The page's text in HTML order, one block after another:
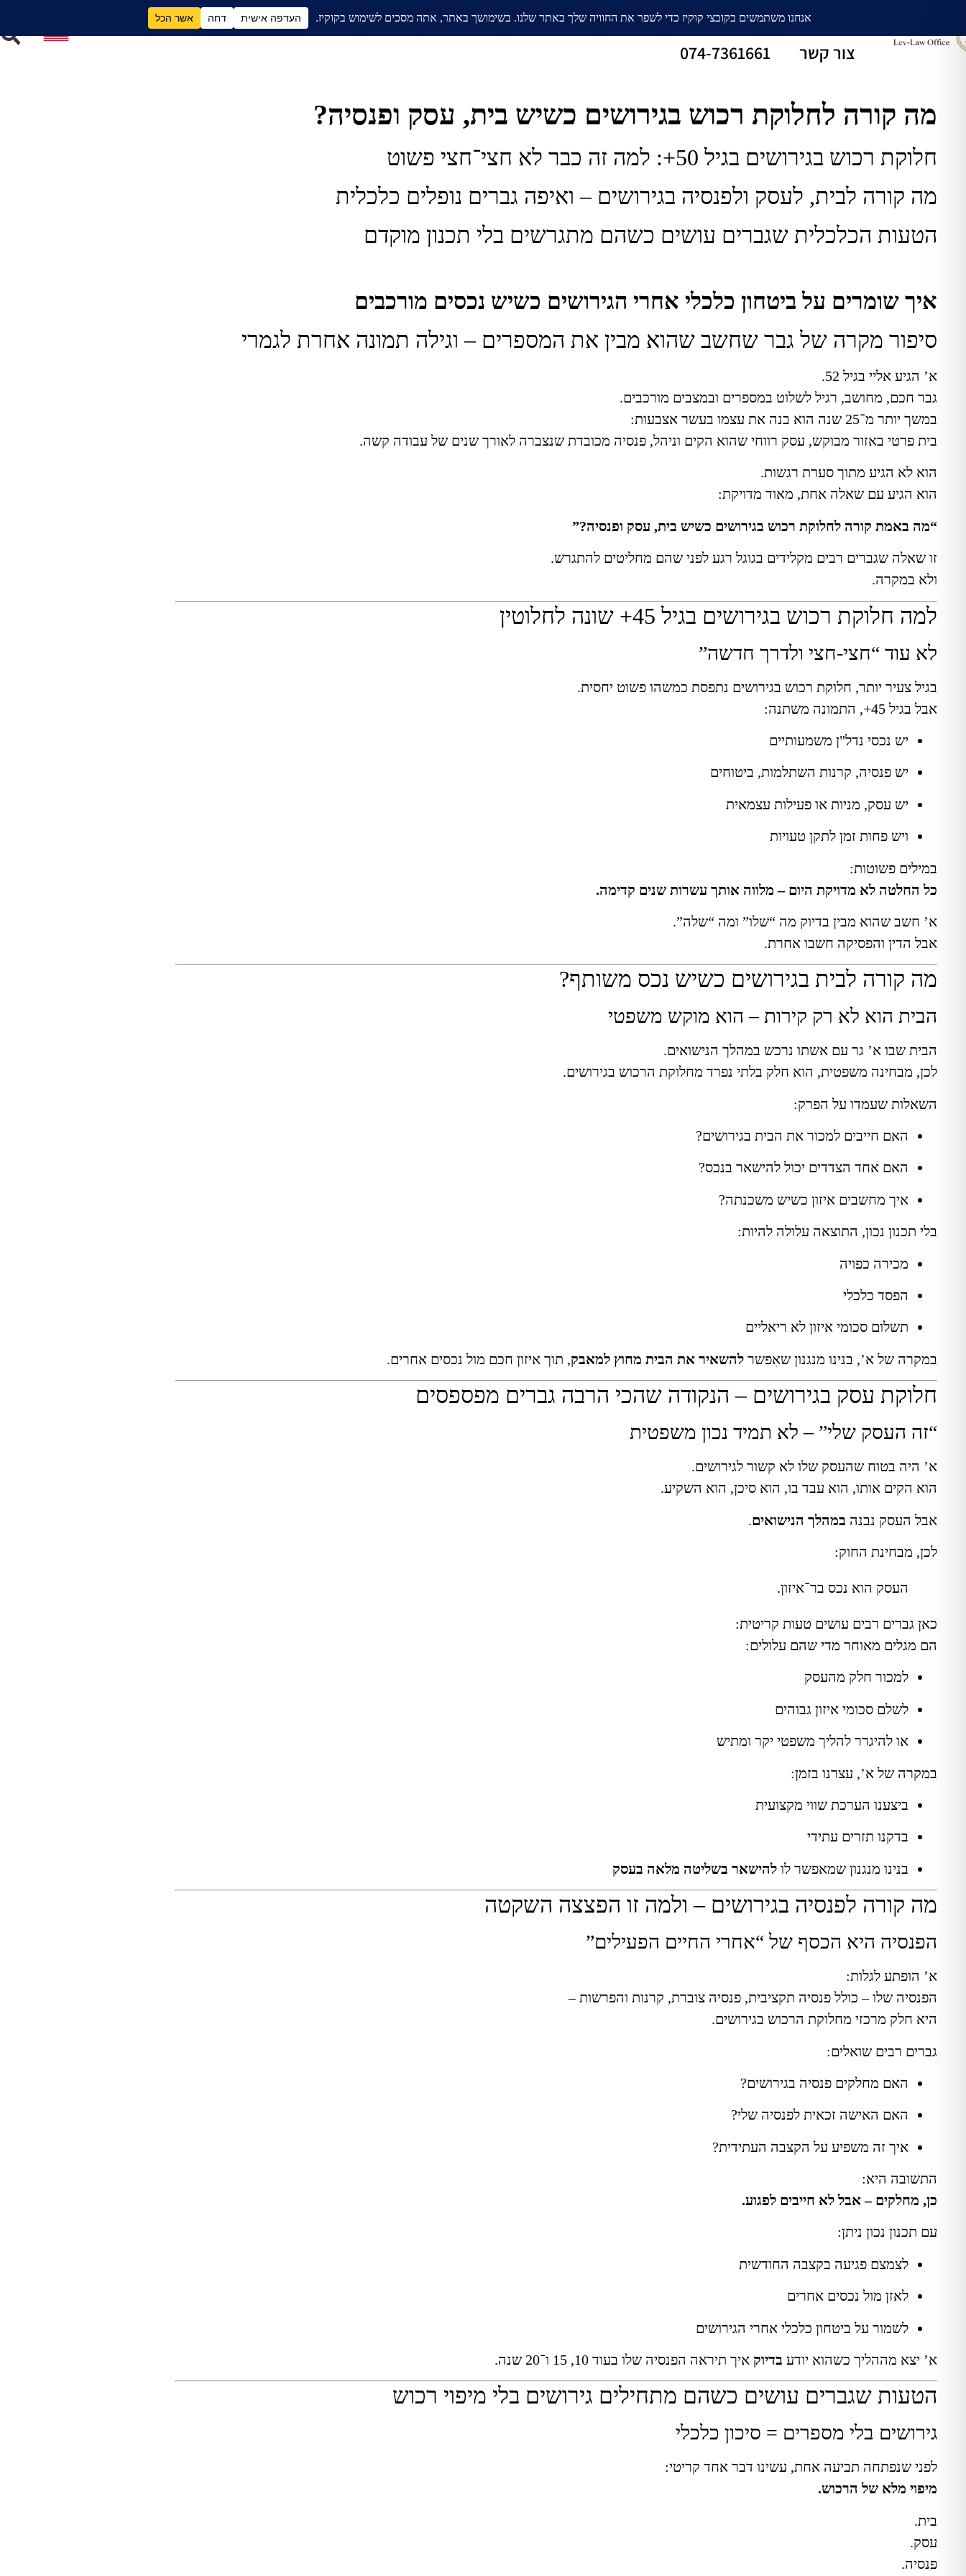
עורך דין גירושין חלוקת רכוש אודות בלוג ממליצים תחומים
גירושים וכסף
צור קשר
074-7361661
מה קורה לחלוקת רכוש בגירושים כשיש בית, עסק ופנסיה?
חלוקת רכוש בגירושים בגיל 50+: למה זה כבר לא חצי־חצי פשוט
מה קורה לבית, לעסק ולפנסיה בגירושים – ואיפה גברים נופלים כלכלית
הטעות הכלכלית שגברים עושים כשהם מתגרשים בלי תכנון מוקדם
איך שומרים על ביטחון כלכלי אחרי הגירושים כשיש נכסים מורכבים
סיפור מקרה של גבר שחשב שהוא מבין את המספרים – וגילה תמונה אחרת לגמרי
א’ הגיע אליי בגיל 52.
גבר חכם, מחושב, רגיל לשלוט במספרים ובמצבים מורכבים.
במשך יותר מ־25 שנה הוא בנה את עצמו בעשר אצבעות:
בית פרטי באזור מבוקש, עסק רווחי שהוא הקים וניהל, פנסיה מכובדת שנצברה לאורך שנים של עבודה קשה.
הוא לא הגיע מתוך סערת רגשות.
הוא הגיע עם שאלה אחת, מאוד מדויקת:
“מה באמת קורה לחלוקת רכוש בגירושים כשיש בית, עסק ופנסיה?”
זו שאלה שגברים רבים מקלידים בגוגל רגע לפני שהם מחליטים להתגרש.
ולא במקרה.
למה חלוקת רכוש בגירושים בגיל 45+ שונה לחלוטין
לא עוד “חצי-חצי ולדרך חדשה”
בגיל צעיר יותר, חלוקת רכוש בגירושים נתפסת כמשהו פשוט יחסית.
אבל בגיל 45+, התמונה משתנה:
יש נכסי נדל"ן משמעותיים
יש פנסיה, קרנות השתלמות, ביטוחים
יש עסק, מניות או פעילות עצמאית
ויש פחות זמן לתקן טעויות
במילים פשוטות:
כל החלטה לא מדויקת היום – מלווה אותך עשרות שנים קדימה.
א’ חשב שהוא מבין בדיוק מה “שלו” ומה “שלה”.
אבל הדין והפסיקה חשבו אחרת.
מה קורה לבית בגירושים כשיש נכס משותף?
הבית הוא לא רק קירות – הוא מוקש משפטי
הבית שבו א’ גר עם אשתו נרכש במהלך הנישואים.
לכן, מבחינה משפטית, הוא חלק בלתי נפרד מחלוקת הרכוש בגירושים.
השאלות שעמדו על הפרק:
האם חייבים למכור את הבית בגירושים?
האם אחד הצדדים יכול להישאר בנכס?
איך מחשבים איזון כשיש משכנתה?
בלי תכנון נכון, התוצאה עלולה להיות:
מכירה כפויה
הפסד כלכלי
תשלום סכומי איזון לא ריאליים
במקרה של א’, בנינו מנגנון שאִפשר להשאיר את הבית מחוץ למאבק, תוך איזון חכם מול נכסים אחרים.
חלוקת עסק בגירושים – הנקודה שהכי הרבה גברים מפספסים
“זה העסק שלי” – לא תמיד נכון משפטית
א’ היה בטוח שהעסק שלו לא קשור לגירושים.
הוא הקים אותו, הוא עבד בו, הוא סיכן, הוא השקיע.
אבל העסק נבנה במהלך הנישואים.
לכן, מבחינת החוק:
העסק הוא נכס בר־איזון.
כאן גברים רבים עושים טעות קריטית:
הם מגלים מאוחר מדי שהם עלולים:
למכור חלק מהעסק
לשלם סכומי איזון גבוהים
או להיגרר להליך משפטי יקר ומתיש
במקרה של א’, עצרנו בזמן:
ביצענו הערכת שווי מקצועית
בדקנו תזרים עתידי
בנינו מנגנון שמאפשר לו להישאר בשליטה מלאה בעסק
מה קורה לפנסיה בגירושים – ולמה זו הפצצה השקטה
הפנסיה היא הכסף של “אחרי החיים הפעילים”
א’ הופתע לגלות:
הפנסיה שלו – כולל פנסיה תקציבית, פנסיה צוברת, קרנות והפרשות –
היא חלק מרכזי מחלוקת הרכוש בגירושים.
גברים רבים שואלים:
האם מחלקים פנסיה בגירושים?
האם האישה זכאית לפנסיה שלי?
איך זה משפיע על הקצבה העתידית?
התשובה היא:
כן, מחלקים – אבל לא חייבים לפגוע.
עם תכנון נכון ניתן:
לצמצם פגיעה בקצבה החודשית
לאזן מול נכסים אחרים
לשמור על ביטחון כלכלי אחרי הגירושים
א’ יצא מההליך כשהוא יודע בדיוק איך תיראה הפנסיה שלו בעוד 10, 15 ו־20 שנה.
הטעות שגברים עושים כשהם מתחילים גירושים בלי מיפוי רכוש
גירושים בלי מספרים = סיכון כלכלי
לפני שנפתחה תביעה אחת, עשינו דבר אחד קריטי:
מיפוי מלא של הרכוש.
בית.
עסק.
פנסיה.